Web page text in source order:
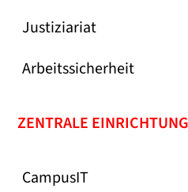
Justiziariat
Arbeitssicherheit
ZENTRALE
CampusIT